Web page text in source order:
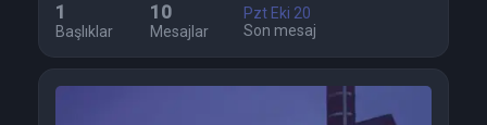
1
Başlıklar
10
Mesajlar
Pzt Eki 20
Son mesaj